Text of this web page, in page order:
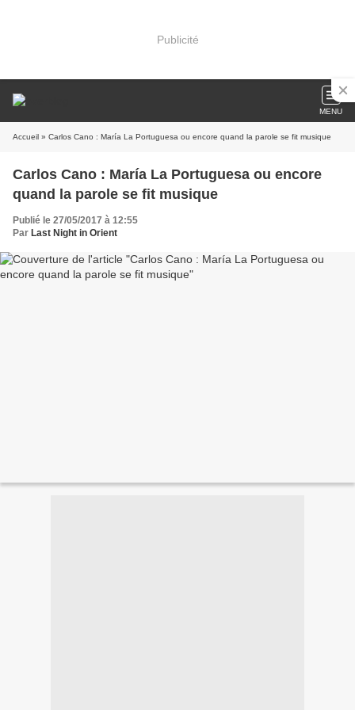
Publicité
MENU
Accueil » Carlos Cano : María La Portuguesa ou encore quand la parole se fit musique
Carlos Cano : María La Portuguesa ou encore
quand la parole se fit musique
Publié le 27/05/2017 à 12:55
Par Last Night in Orient